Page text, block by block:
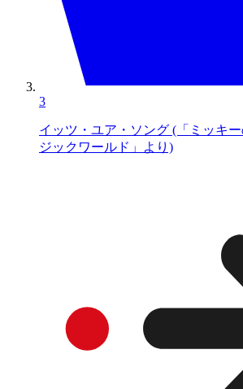
3
イッツ・ユア・ソング (「ミッキ
ジックワールド」より)